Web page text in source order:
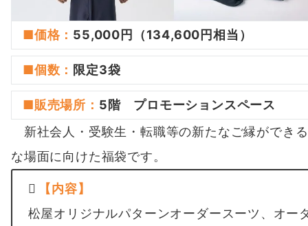
■価格： 55,000円（134,600円相当）
■個数 ： 限定3袋
■販売場所 ： 5階 プロモーションスペース
新社会人・受験生・転職等の新たなご縁ができ
な場面に向けた福袋です。
【内容】
松屋オリジナルパターンオーダースーツ、オー